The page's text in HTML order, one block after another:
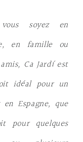
soyez en
en famille ou
Ca Jardí est
idéal pour un
en Espagne, que
pour quelques